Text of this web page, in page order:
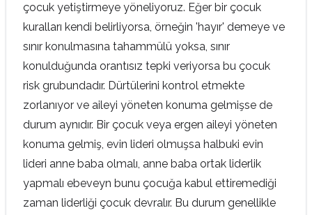
çocuk yetiştirmeye yöneliyoruz. Eğer bir çocuk
kuralları kendi belirliyorsa, örneğin 'hayır' demeye ve
sınır konulmasına tahammülü yoksa, sınır
konulduğunda orantısız tepki veriyorsa bu çocuk
risk grubundadır. Dürtülerini kontrol etmekte
zorlanıyor ve aileyi yöneten konuma gelmişse de
durum aynıdır. Bir çocuk veya ergen aileyi yöneten
konuma gelmiş, evin lideri olmuşsa halbuki evin
lideri anne baba olmalı, anne baba ortak liderlik
yapmalı ebeveyn bunu çocuğa kabul ettiremediği
zaman liderliği çocuk devralır. Bu durum genellikle